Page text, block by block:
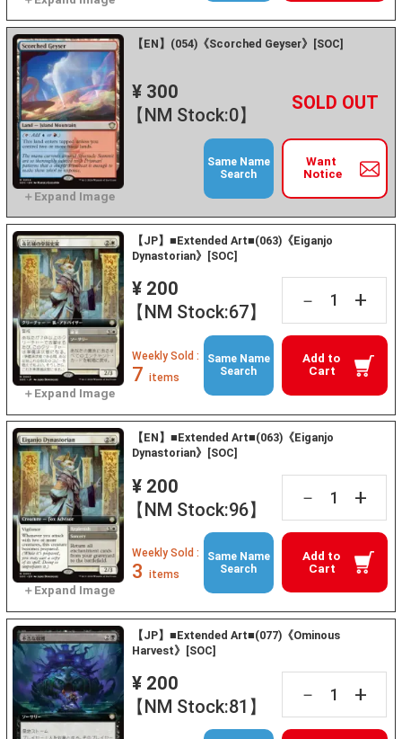
【EN】(054)《Scorched Geyser》[SOC]
¥ 300
【NM Stock:0】
－ +
Want
Notice
Same Name
Search
【JP】■Extended Art■(063)《Eiganjo
Dynastorian》[SOC]
¥ 200
【NM Stock:67】
－ +
Add to
Cart
Weekly Sold :
7 items
Same Name
Search
【EN】■Extended Art■(063)《Eiganjo
Dynastorian》[SOC]
¥ 200
【NM Stock:96】
－ +
Add to
Cart
Weekly Sold :
3 items
Same Name
Search
【JP】■Extended Art■(077)《Ominous
Harvest》[SOC]
¥ 200
【NM Stock:81】
－ +